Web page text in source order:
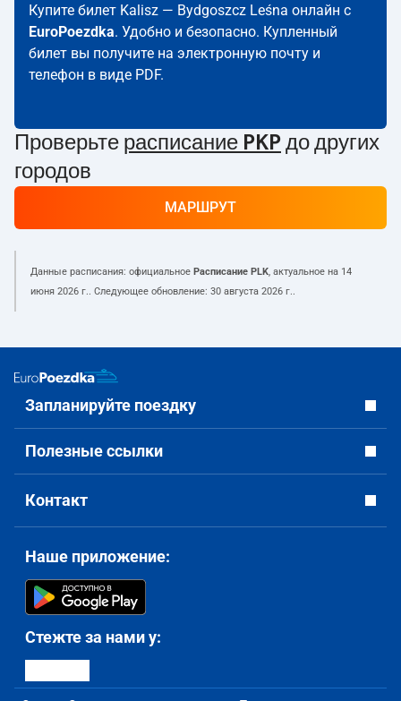
Купите билет Kalisz — Bydgoszcz Leśna онлайн с
EuroPoezdka. Удобно и безопасно. Купленный
билет вы получите на электронную почту и
телефон в виде PDF.
Проверьте расписание PKP до других
городов
МАРШРУТ
Данные расписания: официальное Расписание PLK, актуальное на 14
июня 2026 г.. Следующее обновление: 30 августа 2026 г..
Запланируйте поездку
Полезные ссылки
Контакт
Наше приложение:
Стежте за нами у: